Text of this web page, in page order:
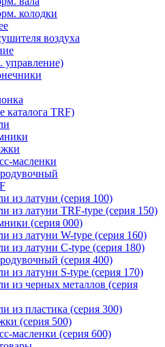
колодки
воздуха
управление)
каталога TRF)
масленки
из латуни (серия 100)
из латуни TRF-type (серия 150)
(серия 000)
из латуни W-type (серия 160)
из латуни С-type (серия 180)
(серия 400)
из латуни S-type (серия 170)
из черных металлов (серия
из пластика (серия 300)
(серия 500)
масленки (серия 600)